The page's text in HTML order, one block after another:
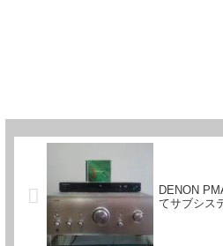
DENON
てサブシス